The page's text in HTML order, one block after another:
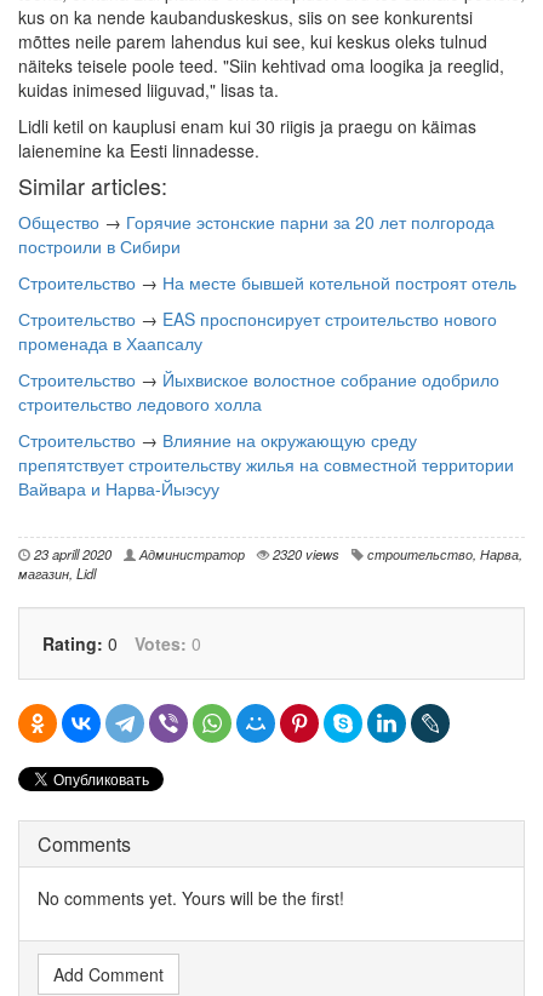
kus on ka nende kaubanduskeskus, siis on see konkurentsi
mõttes neile parem lahendus kui see, kui keskus oleks tulnud
näiteks teisele poole teed. "Siin kehtivad oma loogika ja reeglid,
kuidas inimesed liiguvad," lisas ta.
Lidli ketil on kauplusi enam kui 30 riigis ja praegu on käimas
laienemine ka Eesti linnadesse.
Similar articles:
Общество → Горячие эстонские парни за 20 лет полгорода
построили в Сибири
Строительство → На месте бывшей котельной построят отель
Строительство → EAS проспонсирует строительство нового
променада в Хаапсалу
Строительство → Йыхвиское волостное собрание одобрило
строительство ледового холла
Строительство → Влияние на окружающую среду
препятствует строительству жилья на совместной территории
Вайвара и Нарва-Йыэсуу
23 aprill 2020 Администратор 2320 views строительство, Нарва,
магазин, Lidl
Rating: 0 Votes: 0
Comments
No comments yet. Yours will be the first!
Add Comment